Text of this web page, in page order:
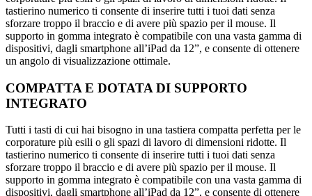
tastierino numerico ti consente di inserire tutti i tuoi dati senza
sforzare troppo il braccio e di avere più spazio per il mouse. Il
supporto in gomma integrato è compatibile con una vasta gamma di
dispositivi, dagli smartphone all’iPad da 12”, e consente di ottenere
un angolo di visualizzazione ottimale.
COMPATTA E DOTATA DI SUPPORTO
INTEGRATO
Tutti i tasti di cui hai bisogno in una tastiera compatta perfetta per le
corporature più esili o gli spazi di lavoro di dimensioni ridotte. Il
tastierino numerico ti consente di inserire tutti i tuoi dati senza
sforzare troppo il braccio e di avere più spazio per il mouse. Il
supporto in gomma integrato è compatibile con una vasta gamma di
dispositivi, dagli smartphone all’iPad da 12”, e consente di ottenere